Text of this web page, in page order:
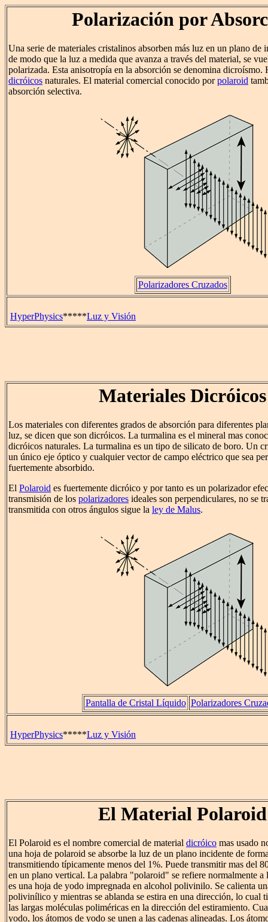
Polarización por
Una serie de materiales cristalinos absorben más luz en un plano de
de modo que la luz a medida que avanza a través del material, se
polarizada. Esta anisotropía en la absorción se denomina
dicróicos naturales. El material comercial conocido porpolaroid
absorción selectiva.
Polarizadores Cruzados
HyperPhysics*****Luz y Visión
Materiales Dicróicos
Los materiales con diferentes grados de absorción para diferentes
luz, se dicen que son dicróicos. La turmalina es el mineral mas
dicróicos naturales. La turmalina es un tipo de silicato de boro. Un
un único eje óptico y cualquier vector de campo eléctrico que sea
fuertemente absorbido.
El Polaroid es fuertemente dicróico y por tanto es un polarizador
transmisión de los polarizadores ideales son perpendiculares, no se
transmitida con otros ángulos sigue la ley de Malus.
Pantalla de Cristal Líquido Polarizadores
HyperPhysics*****Luz y Visión
El Material Polaroid
El Polaroid es el nombre comercial de material dicróico mas usado
una hoja de polaroid se absorbe la luz de un plano incidente de
transmitiendo típicamente menos del 1%. Puede transmitir mas del
en un plano vertical. La palabra "polaroid" se refiere normalmente
es una hoja de yodo impregnada en alcohol polivinilo. Se calienta
polivinílico y mientras se ablanda se estira en una dirección, lo cual
las largas moléculas poliméricas en la dirección del estiramiento.
yodo, los átomos de yodo se unen a las cadenas alineadas. Los